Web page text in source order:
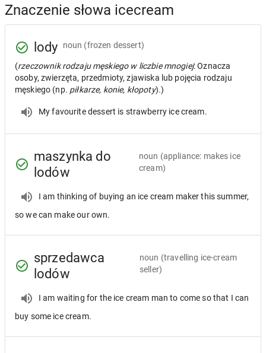
Znaczenie słowa icecream
lody noun (frozen dessert)
(rzeczownik rodzaju męskiego w liczbie mnogiej: Oznacza
osoby, zwierzęta, przedmioty, zjawiska lub pojęcia rodzaju
męskiego (np. piłkarze, konie, kłopoty).)
My favourite dessert is strawberry ice cream.
maszynka do
lodów
noun (appliance: makes ice
cream)
I am thinking of buying an ice cream maker this summer,
so we can make our own.
sprzedawca
lodów
noun (travelling ice-cream
seller)
I am waiting for the ice cream man to come so that I can
buy some ice cream.